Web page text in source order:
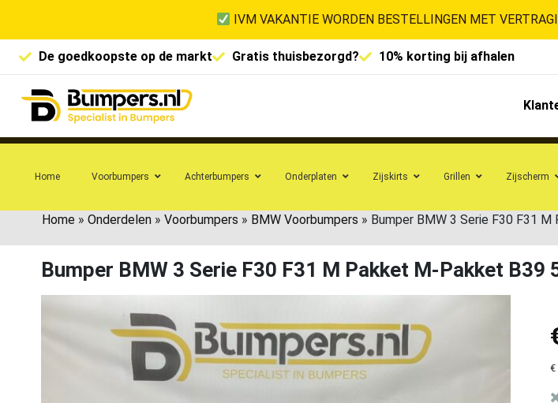
IVM VAKANTIE WORDEN BESTELLINGEN MET
De goedkoopste op de markt Gratis thuisbezorgd? 10% korting bij afhalen
Home Voorbumpers Achterbumpers Onderplaten Zijskirts Grillen Zijscherm
Home » Onderdelen » Voorbumpers » BMW Voorbumpers » Bumper BMW 3 Serie F30 F31
Bumper BMW 3 Serie F30 F31 M Pakket M-Pakket
€